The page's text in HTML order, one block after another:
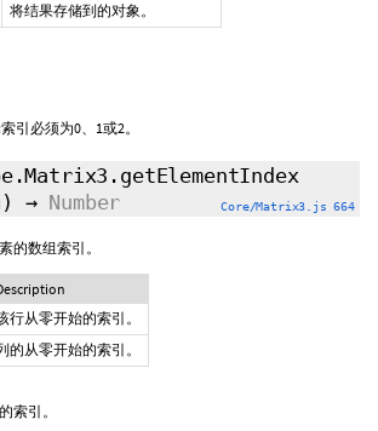
将结果存储到的对象。
:索引必须为0、1或2。
→ Number Core/Matrix3.js 664
的数组索引。
行从零开始的索引。
的从零开始的索引。
索引。